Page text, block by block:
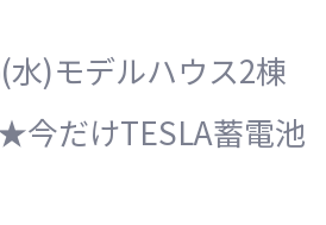
)モデルハウス2棟
今だけTESLA蓄電池